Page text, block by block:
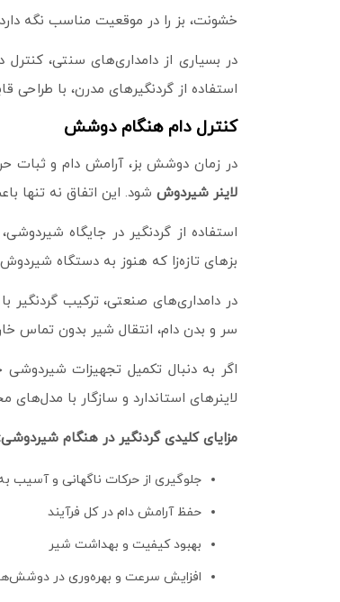
خشونت، بز را در موقعیت مناسب نگه
در بسیاری از دامداری‌های سنتی،
استفاده از گردنگیرهای مدرن، با طراحی
کنترل دام هنگام دوشش
در زمان دوشش بز، آرامش دام و ثبات
لاینر شیردوش شود. این اتفاق نه تنها
استفاده از گردنگیر در جایگاه
بزهای تازه‌زا که هنوز به دستگاه شیردوش
در دامداری‌های صنعتی، ترکیب گردنگیر
سر و بدن دام، انتقال شیر بدون تماس
اگر به دنبال تکمیل تجهیزات
لاینرهای استاندارد و سازگار با
مزایای کلیدی گردنگیر در هنگام شیردوشی
جلوگیری از حرکات ناگهانی و آسیب
حفظ آرامش دام در کل فرآیند
بهبود کیفیت و بهداشت شیر
افزایش سرعت و بهره‌وری در